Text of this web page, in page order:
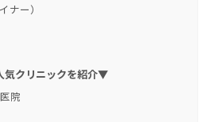
ナー）
気クリニックを紹介▼
院